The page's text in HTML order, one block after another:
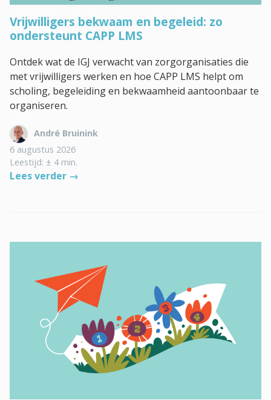
Vrijwilligers bekwaam en begeleid: zo
ondersteunt CAPP LMS
Ontdek wat de IGJ verwacht van zorgorganisaties die
met vrijwilligers werken en hoe CAPP LMS helpt om
scholing, begeleiding en bekwaamheid aantoonbaar te
organiseren.
André Bruinink
6 augustus 2026
Leestijd: ± 4 min.
Lees verder →